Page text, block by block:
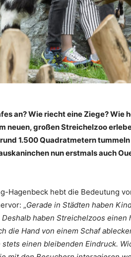
an? Wie riecht eine Ziege? Wie
neuen, großen Streichelzoo
1.500 Quadratmetern
nun erstmals auch
Hagenbeck hebt die Bedeutung
„Gerade in Städten haben
haben Streichelzoos einen
die Hand von einem Schaf
einen bleibenden Eindruck.